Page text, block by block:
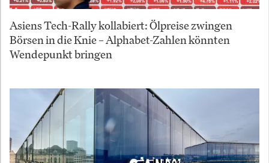
Asiens Tech-Rally kollabiert: Ölpreise zwingen
Börsen in die Knie – Alphabet-Zahlen könnten
Wendepunkt bringen